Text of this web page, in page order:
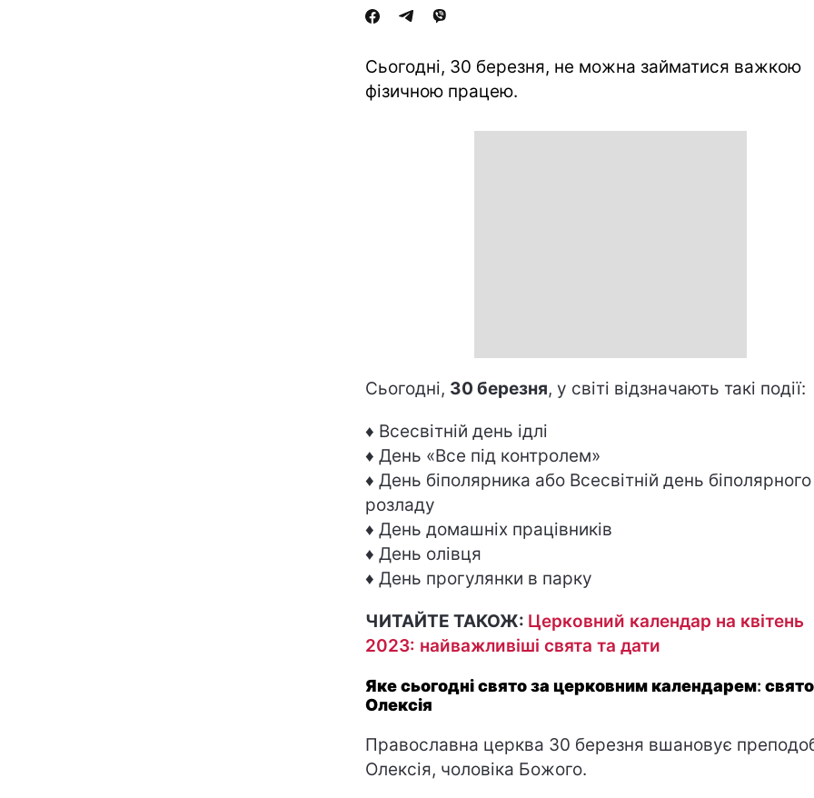
Сьогодні, 30 березня, не можна займатися важкою
фізичною працею.
Сьогодні, 30 березня, у світі відзначають такі події:
♦ Всесвітній день ідлі
♦ День «Все під контролем»
♦ День біполярника або Всесвітній день біполярного
розладу
♦ День домашніх працівників
♦ День олівця
♦ День прогулянки в парку
ЧИТАЙТЕ ТАКОЖ: Церковний календар на квітень
2023: найважливіші свята та дати
Яке сьогодні свято за церковним календарем:
Олексія
Православна церква 30 березня вшановує
Олексія, чоловіка Божого.